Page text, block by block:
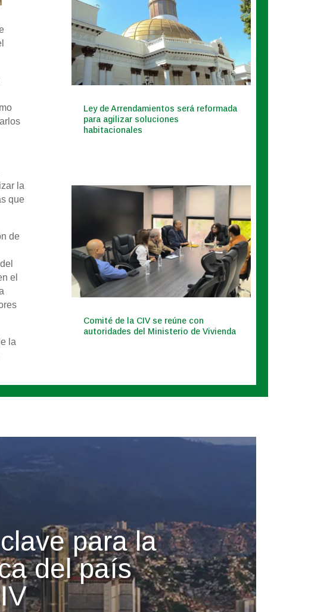
la
que
de
el
la
Ley de Arrendamientos será reformada
para agilizar soluciones
habitacionales
Comité de la CIV se reúne con
autoridades del Ministerio de Vivienda
para la
del país